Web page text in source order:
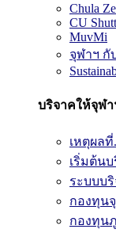
Chula
CU
MuvMi
จุฬาฯ กั
บริจาคให้จุฬา
เหตุผล
เริ่มต้น
ระบบบ
กองทุน
กองทุน